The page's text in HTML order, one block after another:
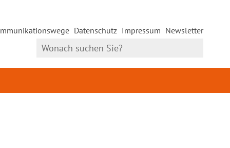
Datenschutz Impressum Newsletter